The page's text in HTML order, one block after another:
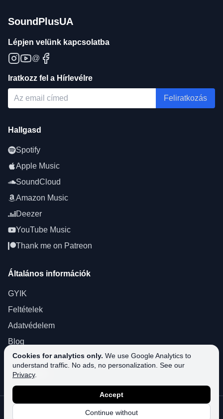
Cookies for analytics only. We use Google Analytics to
understand traffic. No ads, no personalization. See our
Privacy.
Continue without
Accept
SoundPlusUA
Lépjen velünk kapcsolatba
@
Iratkozz fel a Hírlevélre
Feliratkozás
Hallgasd
Spotify
Apple Music
SoundCloud
Amazon Music
Deezer
YouTube Music
Thank me on Patreon
Általános információk
GYIK
Feltételek
Adatvédelem
Blog
About SoundPlusUA
Támogatás
SoundPlusUA. Minden jog fenntartva.